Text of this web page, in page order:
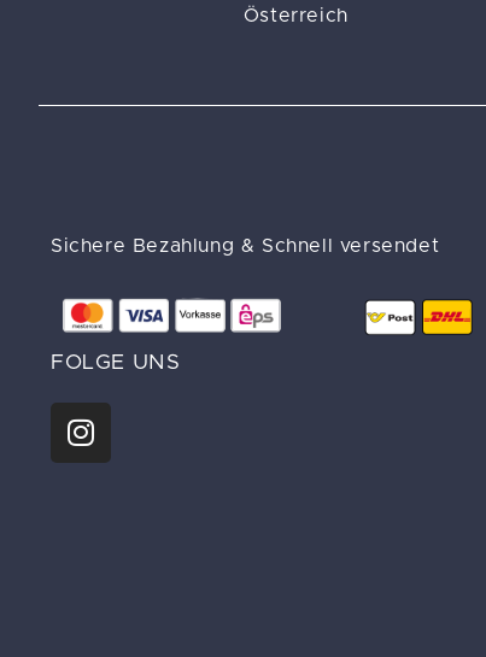
Österreich
Sichere Bezahlung & Schnell versendet
FOLGE UNS